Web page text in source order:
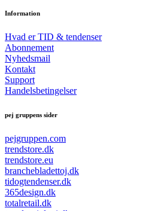
Information
Hvad er TID & tendenser
Abonnement
Nyhedsmail
Kontakt
Support
Handelsbetingelser
pej gruppens sider
pejgruppen.com
trendstore.dk
trendstore.eu
branchebladettoj.dk
tidogtendenser.dk
365design.dk
totalretail.dk